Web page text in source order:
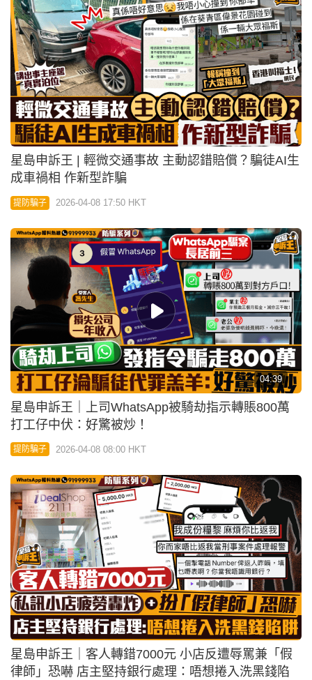
星島申訴王 | 輕微交通事故 主動認錯賠償？騙徒AI生
成車禍相 作新型詐騙
提防騙子 2026-04-08 17:50 HKT
04:39
星島申訴王｜上司WhatsApp被騎劫指示轉賬800萬
打工仔中伏：好驚被炒！
提防騙子 2026-04-08 08:00 HKT
星島申訴王｜客人轉錯7000元 小店反遭辱罵兼「假
律師」恐嚇 店主堅持銀行處理：唔想捲入洗黑錢陷